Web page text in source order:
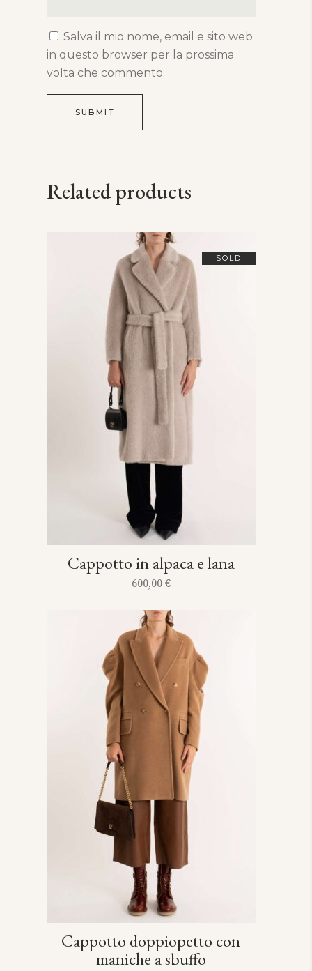
Salva il mio nome, email e sito web
in questo browser per la prossima
volta che commento.
Related products
SOLD
Cappotto in alpaca e lana
600,00 €
Cappotto doppiopetto con
maniche a sbuffo